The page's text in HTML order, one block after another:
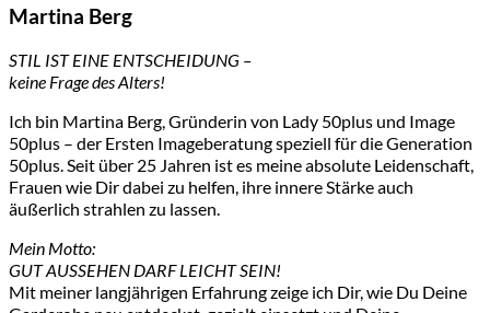
Martina Berg
STIL IST EINE ENTSCHEIDUNG –
keine Frage des Alters!
Ich bin Martina Berg, Gründerin von Lady 50plus und Image
50plus – der Ersten Imageberatung speziell für die Generation
50plus. Seit über 25 Jahren ist es meine absolute Leidenschaft,
Frauen wie Dir dabei zu helfen, ihre innere Stärke auch
äußerlich strahlen zu lassen.
Mein Motto:
GUT AUSSEHEN DARF LEICHT SEIN!
Mit meiner langjährigen Erfahrung zeige ich Dir, wie Du Deine